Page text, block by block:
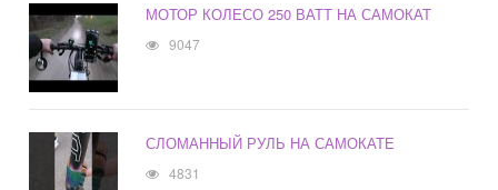
МОТОР КОЛЕСО 250 ВАТТ НА САМОКАТ
9047
СЛОМАННЫЙ РУЛЬ НА САМОКАТЕ
4831